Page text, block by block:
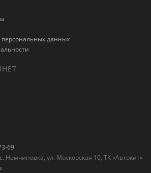
персональных данных
69
Немчиновка, ул. Московская 10, ТК «Автокит»